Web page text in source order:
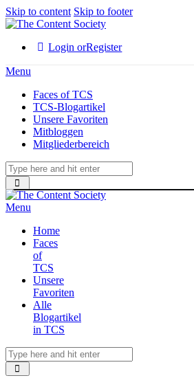
Skip to content Skip to footer
Login orRegister
Menu
Faces of TCS
TCS-Blogartikel
Unsere Favoriten
Mitbloggen
Mitgliederbereich
Menu
Home
Faces
of
TCS
Unsere
Favoriten
Alle
Blogartikel
in TCS